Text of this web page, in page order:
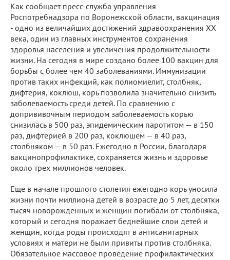
Как сообщает пресс-служба управления
Роспотребнадзора по Воронежской области, вакцинация
- одно из величайших достижений здравоохранения ХХ
века, один из главных инструментов сохранения
здоровья населения и увеличения продолжительности
жизни. На сегодня в мире создано более 100 вакцин для
борьбы с более чем 40 заболеваниями. Иммунизации
против таких инфекций, как полиомиелит, столбняк,
дифтерия, коклюш, корь позволила значительно снизить
заболеваемость среди детей. По сравнению с
допрививочным периодом заболеваемость корью
снизилась в 500 раз, эпидемическим паротитом — в 150
раз, дифтерией в 200 раз, коклюшем — в 40 раз,
столбняком — в 50 раз. Ежегодно в России, благодаря
вакцинопрофилактике, сохраняется жизнь и здоровье
около трех миллионов человек.
Еще в начале прошлого столетия ежегодно корь уносила
жизни почти миллиона детей в возрасте до 5 лет, десятки
тысяч новорожденных и женщин погибали от столбняка,
который и сегодня поражает беднейшие слои детей и
женщин, когда роды происходят в антисанитарных
условиях и матери не были привиты против столбняка.
Обязательное массовое проведение профилактических